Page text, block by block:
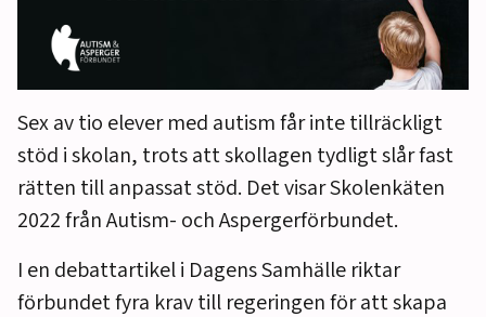
Sex av tio elever med autism får inte tillräckligt
stöd i skolan, trots att skollagen tydligt slår fast
rätten till anpassat stöd. Det visar Skolenkäten
2022 från Autism- och Aspergerförbundet.
I en debattartikel i Dagens Samhälle riktar
förbundet fyra krav till regeringen för att skapa